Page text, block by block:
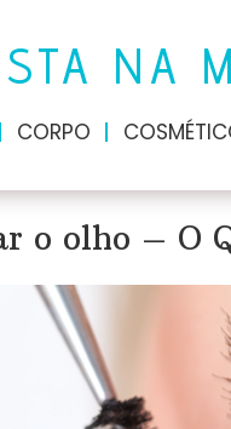
NA
CORPO
o olho – O